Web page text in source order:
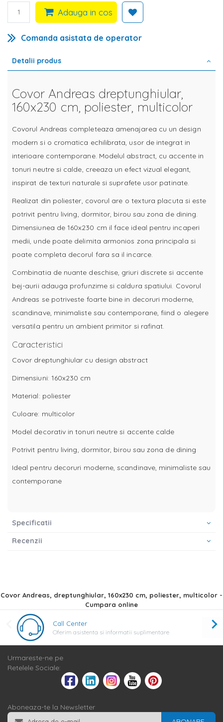
Adauga in cos
Comanda asistata de operator
Detalii produs
Covor Andreas dreptunghiular,
160x230 cm, poliester, multicolor
Covorul Andreas completeaza amenajarea cu un design
modern si o cromatica echilibrata, usor de integrat in
interioare contemporane. Modelul abstract, cu accente in
tonuri neutre si calde, creeaza un efect vizual elegant,
inspirat de texturi naturale si suprafete usor patinate.
Realizat din poliester, covorul are o textura placuta si este
potrivit pentru living, dormitor, birou sau zona de dining.
Dimensiunea de 160x230 cm il face ideal pentru incaperi
medii, unde poate delimita armonios zona principala si
poate completa decorul fara sa il incarce.
Combinatia de nuante deschise, griuri discrete si accente
bej-aurii adauga profunzime si caldura spatiului. Covorul
Andreas se potriveste foarte bine in decoruri moderne,
scandinave, minimaliste sau contemporane, fiind o alegere
versatila pentru un ambient primitor si rafinat.
Caracteristici
Covor dreptunghiular cu design abstract
Dimensiuni: 160x230 cm
Material: poliester
Culoare: multicolor
Model decorativ in tonuri neutre si accente calde
Potrivit pentru living, dormitor, birou sau zona de dining
Ideal pentru decoruri moderne, scandinave, minimaliste sau
contemporane
Specificatii
Recenzii
Covor Andreas, dreptunghiular, 160x230 cm, poliester, multicolor -
Cumpara online
Call Center
Oferim asistenta si informatii suplimentare
Urmareste-ne pe
Retelele Sociale:
Aboneaza-te la Newsletter